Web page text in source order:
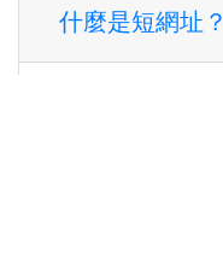
什麼是短網址？